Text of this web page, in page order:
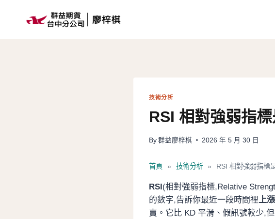
技術分析
RSI 相對強弱指
By 群益廖梓棋 2026 年 5 月 30 日
首頁 » 技術分析 » RSI 相對強弱指標
RSI(相對強弱指標,Relative
的數字,告訴你最近一段時間裡上
賣。它比 KD 平滑、假訊號較少,